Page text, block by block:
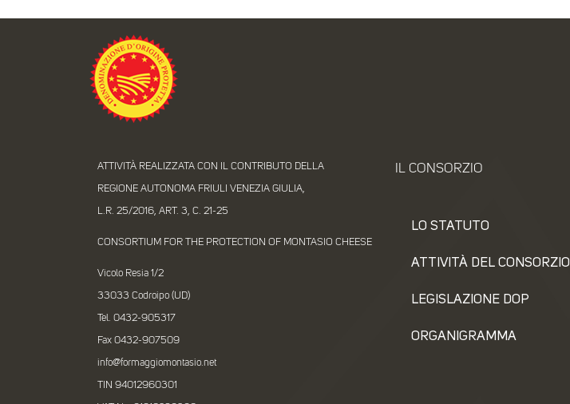
ATTIVITÀ REALIZZATA CON IL CONTRIBUTO DELLA
REGIONE AUTONOMA FRIULI VENEZIA GIULIA,
L.R. 25/2016, ART. 3, C. 21-25
CONSORTIUM FOR THE PROTECTION OF MONTASIO CHEESE
Vicolo Resia 1/2
33033 Codroipo (UD)
Tel. 0432-905317
Fax 0432-907509
info@formaggiomontasio.net
TIN 94012960301
IL CONSORZIO
LO STATUTO
ATTIVITÀ DEL CONSORZIO
LEGISLAZIONE DOP
ORGANIGRAMMA